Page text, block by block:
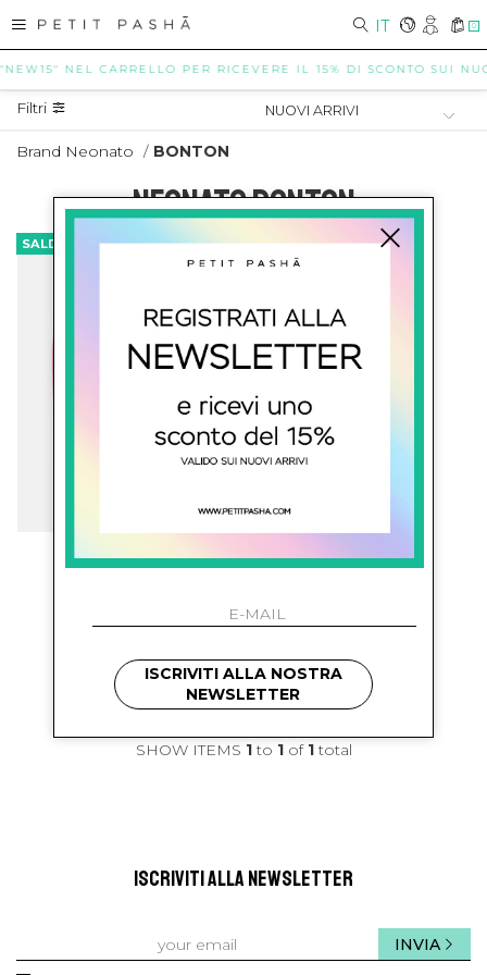
IT 0
NEL CARRELLO PER RICEVERE IL 15% DI SCONTO SUI
Filtri
Brand Neonato / BONTON
NEONATO BONTON
SALDI
bonton
SHOW ITEMS 1to 1of 1total
ISCRIVITI ALLA NEWSLETTER
INVIA
ISCRIVITI ALLA NOSTRA
NEWSLETTER